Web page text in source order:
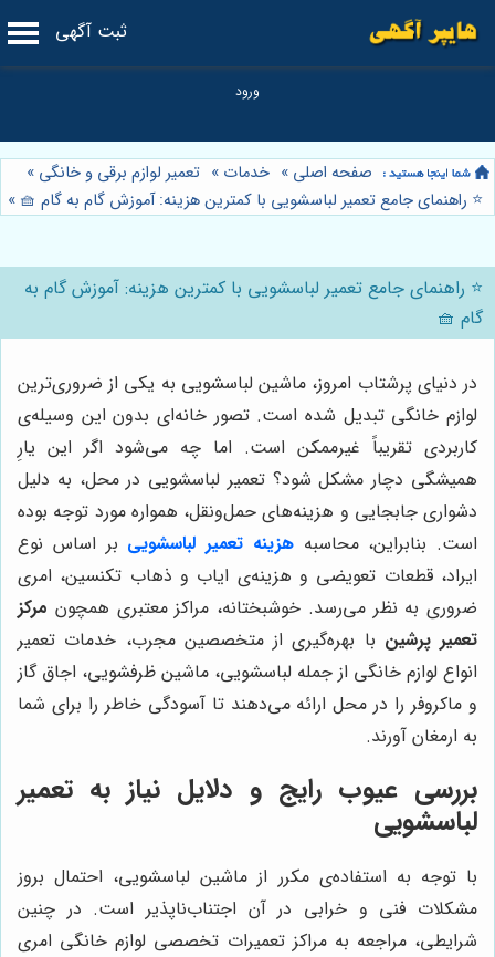
ثبت آگهی
صفحه اصلی » خدمات » تعمیر لوازم برقی و خانگی »
⭐️ راهنمای جامع تعمیر لباسشویی با کمترین هزینه: آموزش گام به گام 🧺 »
⭐️ راهنمای جامع تعمیر لباسشویی با کمترین هزینه: آموزش گام به
گام 🧺
در دنیای پرشتاب امروز، ماشین لباسشویی به یکی از ضروری‌ترین
لوازم خانگی تبدیل شده است. تصور خانه‌ای بدون این وسیله‌ی
کاربردی تقریباً غیرممکن است. اما چه می‌شود اگر این یارِ
همیشگی دچار مشکل شود؟ تعمیر لباسشویی در محل، به دلیل
دشواری جابجایی و هزینه‌های حمل‌ونقل، همواره مورد توجه بوده
است. بنابراین، محاسبههزینه تعمیر لباسشویی بر اساس نوع
ایراد، قطعات تعویضی و هزینه‌ی ایاب و ذهاب تکنسین، امری
ضروری به نظر می‌رسد. خوشبختانه، مراکز معتبری همچون مرکز
تعمیر پرشین با بهره‌گیری از متخصصین مجرب، خدمات تعمیر
انواع لوازم خانگی از جمله لباسشویی، ماشین ظرفشویی، اجاق گاز
و ماکروفر را در محل ارائه می‌دهند تا آسودگی خاطر را برای شما
به ارمغان آورند.
بررسی عیوب رایج و دلایل نیاز به تعمیر
لباسشویی
با توجه به استفاده‌ی مکرر از ماشین لباسشویی، احتمال بروز
مشکلات فنی و خرابی در آن اجتناب‌ناپذیر است. در چنین
شرایطی، مراجعه به مراکز تعمیرات تخصصی لوازم خانگی امری